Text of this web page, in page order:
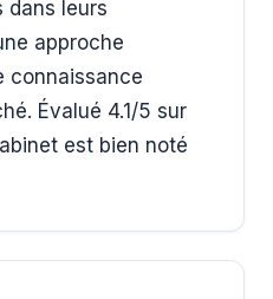
dans leurs
approche
connaissance
Évalué 4.1/5 sur
est bien noté